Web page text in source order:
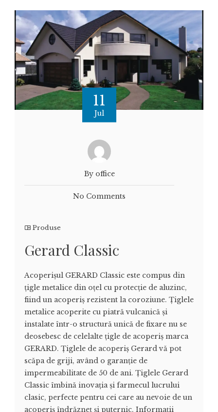
11
Jul
By office
No Comments
Produse
Gerard Classic
Acoperișul GERARD Classic este compus din
țigle metalice din oțel cu protecție de aluzinc,
fiind un acoperiș rezistent la coroziune. Țiglele
metalice acoperite cu piatră vulcanică și
instalate într-o structură unică de fixare nu se
deosebesc de celelalte țigle de acoperiș marca
GERARD. Țiglele de acoperiș Gerard vă pot
scăpa de griji, având o garanție de
impermeabilitate de 50 de ani. Țiglele Gerard
Classic îmbină inovația și farmecul lucrului
clasic, perfecte pentru cei care au nevoie de un
acoperiș îndrăzneț și puternic. Informații